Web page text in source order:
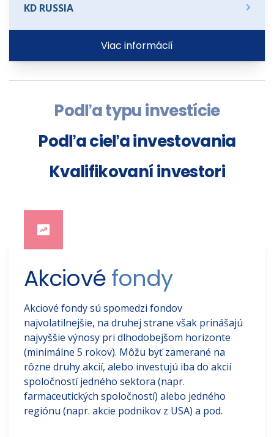
KD RUSSIA
Viac informácií
Podľa typu investície
Podľa cieľa investovania
Kvalifikovaní investori
Akciové fondy
Akciové fondy sú spomedzi fondov
najvolatilnejšie, na druhej strane však prinášajú
najvyššie výnosy pri dlhodobejšom horizonte
(minimálne 5 rokov). Môžu byť zamerané na
rôzne druhy akcií, alebo investujú iba do akcií
spoločností jedného sektora (napr.
farmaceutických spoločností) alebo jedného
regiónu (napr. akcie podnikov z USA) a pod.